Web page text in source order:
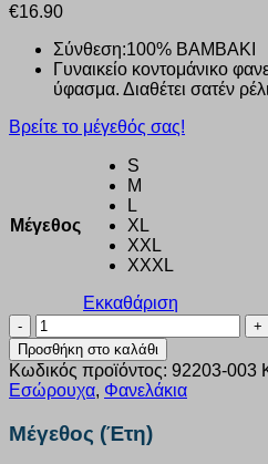
€16.90
Σύνθεση:100% ΒΑΜΒΑΚΙ
Γυναικείο κοντομάνικο
ύφασμα. Διαθέτει σατέν
Βρείτε το μέγεθός σας!
Μέγεθος
S
M
L
XL
XXL
XXXL
Εκκαθάριση
Φανελάκι
κοντό
μανίκι
2
τεμαχίων
Minerva
Classic
Προσθήκη στο καλάθι
Κωδικός προϊόντος: 92203-003
Εσώρουχα, Φανελάκια
Μέγεθος (Έτη)